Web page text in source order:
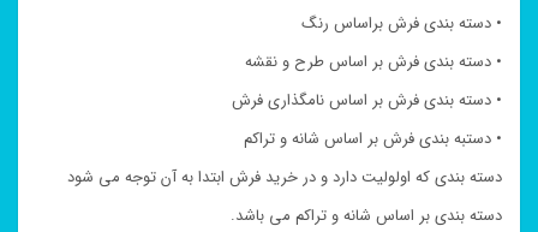
• دسته بندی فرش براساس رنگ
• دسته بندی فرش بر اساس طرح و نقشه
• دسته بندی فرش بر اساس نامگذاری فرش
• دستبه بندی فرش بر اساس شانه و تراکم
دسته بندی که اولولیت دارد و در خرید فرش ابتدا به آن توجه می شود
دسته بندی بر اساس شانه و تراکم می باشد.